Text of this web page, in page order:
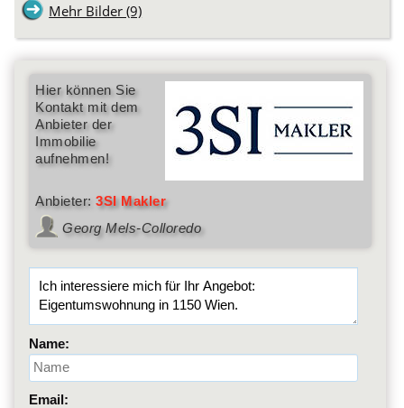
Mehr Bilder (9)
Hier können Sie
Kontakt mit dem
Anbieter der
Immobilie
aufnehmen!
Anbieter:3SI Makler
Georg Mels-Colloredo
Name:
Email: